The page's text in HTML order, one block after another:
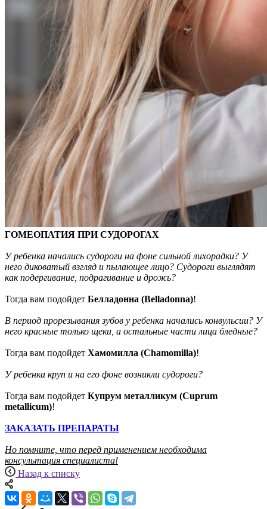
ГОМЕОПАТИЯ ПРИ СУДОРОГАХ
У ребенка начались судороги на фоне сильной лихорадки? У
него диковатый взгляд и пылающее лицо? Судороги выглядят
как подергивание, подрагивание и дрожь?
Тогда вам подойдет Белладонна (Belladonna)!
В период прорезывания зубов у ребенка начались конвульсии? У
него красные только щеки, а остальные части лица бледные?
Тогда вам подойдет Хамомилла (Chamomilla)!
У ребенка круп и на его фоне возникли судороги?
Тогда вам подойдет Купрум металликум (Cuprum
metallicum)!
ЗАКАЗАТЬ ПРЕПАРАТЫ
Но помните, что перед применением необходима
консультация специалиста!
Назад к списку